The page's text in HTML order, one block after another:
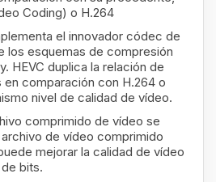
Coding) o H.264
el innovador códec de
los esquemas de compresión
HEVC duplica la relación de
comparación con H.264 o
nivel de calidad de vídeo.
comprimido de vídeo se
de vídeo comprimido
mejorar la calidad de vídeo
bits.